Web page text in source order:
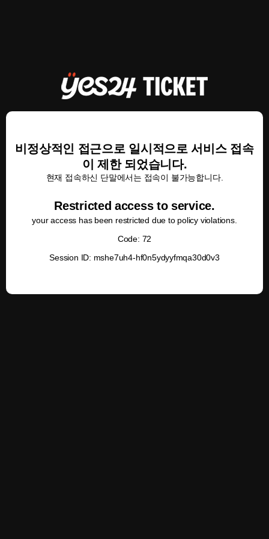
비정상적인 접근으로 일시적으로 서비스 접속
이 제한 되었습니다.
현재 접속하신 단말에서는 접속이 불가능합니다.
Restricted access to service.
your access has been restricted due to policy violations.
Code: 72
Session ID: mshe7uh4-hf0n5ydyyfmqa30d0v3